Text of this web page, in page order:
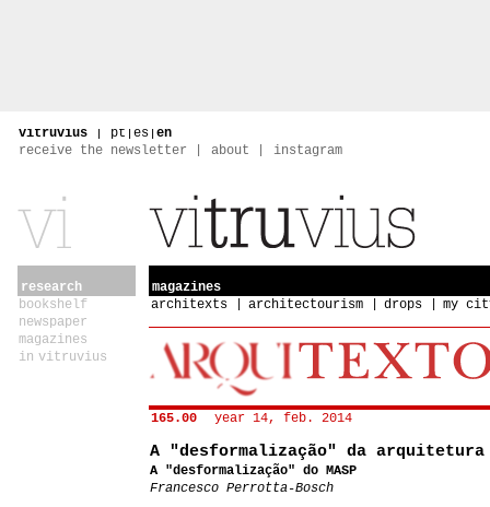
vitruvius | pt | es | en
receive the newsletter
about instagram
research
bookshelf
newspaper
magazines
in vitruvius
magazines
architexts
architectourism drops my
165.00 year 14, feb. 2014
A "desformalização" da
A "desformalização" do MASP
Francesco Perrotta-Bosch